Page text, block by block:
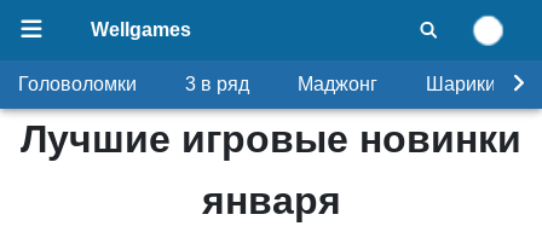
Wellgames
Головоломки 3 в ряд Маджонг Шарики
Лучшие игровые новинки
января